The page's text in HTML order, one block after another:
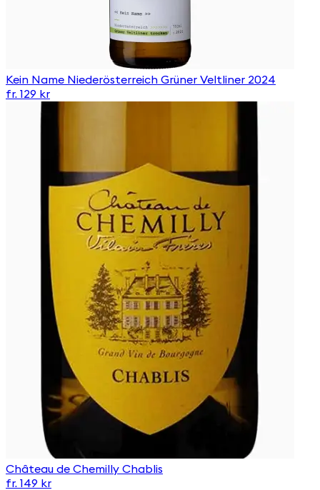
Kein Name Niederösterreich Grüner Veltliner 2024
fr. 129 kr
Château de Chemilly Chablis
fr. 149 kr